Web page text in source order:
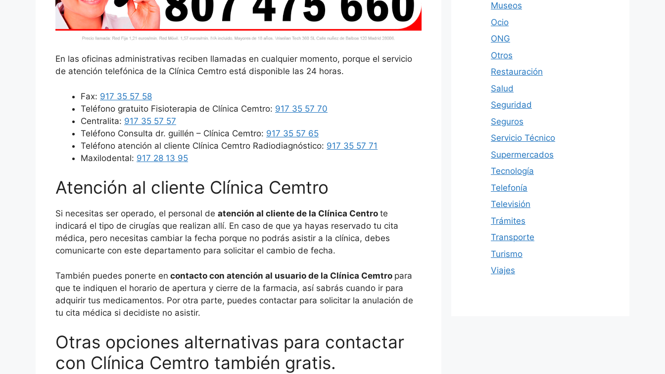
En las oficinas administrativas reciben llamadas en cualquier momento, porque el servicio
de atención telefónica de la Clínica Cemtro está disponible las 24 horas.
Fax: 917 35 57 58
Teléfono gratuito Fisioterapia de Clínica Cemtro: 917 35 57 70
Centralita: 917 35 57 57
Teléfono Consulta dr. guillén – Clínica Cemtro: 917 35 57 65
Teléfono atención al cliente Clínica Cemtro Radiodiagnóstico: 917 35 57 71
Maxilodental: 917 28 13 95
Atención al cliente Clínica Cemtro
Si necesitas ser operado, el personal de atención al cliente de la Clínica Centro te
indicará el tipo de cirugías que realizan allí. En caso de que ya hayas reservado tu cita
médica, pero necesitas cambiar la fecha porque no podrás asistir a la clínica, debes
comunicarte con este departamento para solicitar el cambio de fecha.
También puedes ponerte en contacto con atención al usuario de la Clínica Cemtro para
que te indiquen el horario de apertura y cierre de la farmacia, así sabrás cuando ir para
adquirir tus medicamentos. Por otra parte, puedes contactar para solicitar la anulación de
tu cita médica si decidiste no asistir.
Otras opciones alternativas para contactar
con Clínica Cemtro también gratis.
Museos
Ocio
ONG
Otros
Restauración
Salud
Seguridad
Seguros
Servicio Técnico
Supermercados
Tecnología
Telefonía
Televisión
Trámites
Transporte
Turismo
Viajes